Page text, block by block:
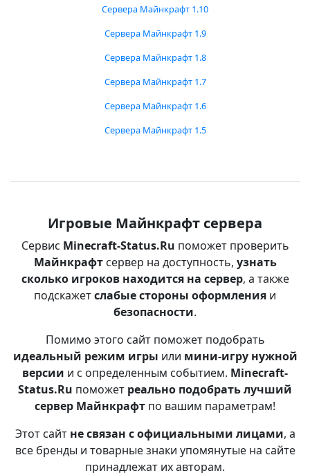
Сервера Майнкрафт 1.10
Сервера Майнкрафт 1.9
Сервера Майнкрафт 1.8
Сервера Майнкрафт 1.7
Сервера Майнкрафт 1.6
Сервера Майнкрафт 1.5
Игровые Майнкрафт сервера
Сервис Minecraft-Status.Ru поможет проверить
Майнкрафтсервер на доступность, узнать
сколько игроков находится на сервер, а также
подскажетслабые стороны оформления и
безопасности.
Помимо этого сайт поможет подобрать
идеальный режим игры или мини-игру нужной
версии и с определенным событием. Minecraft-
Status.Ru поможет реально подобрать лучший
сервер Майнкрафт по вашим параметрам!
Этот сайт не связан с официальными лицами, а
все бренды и товарные знаки упомянутые на сайте
принадлежат их авторам.